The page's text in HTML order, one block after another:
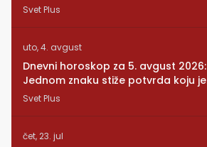
Svet Plus
uto, 4. avgust
Dnevni horoskop za 5. avgust 2026:
Jednom znaku stiže potvrda koju je
dugo čekao
Svet Plus
čet, 23. jul